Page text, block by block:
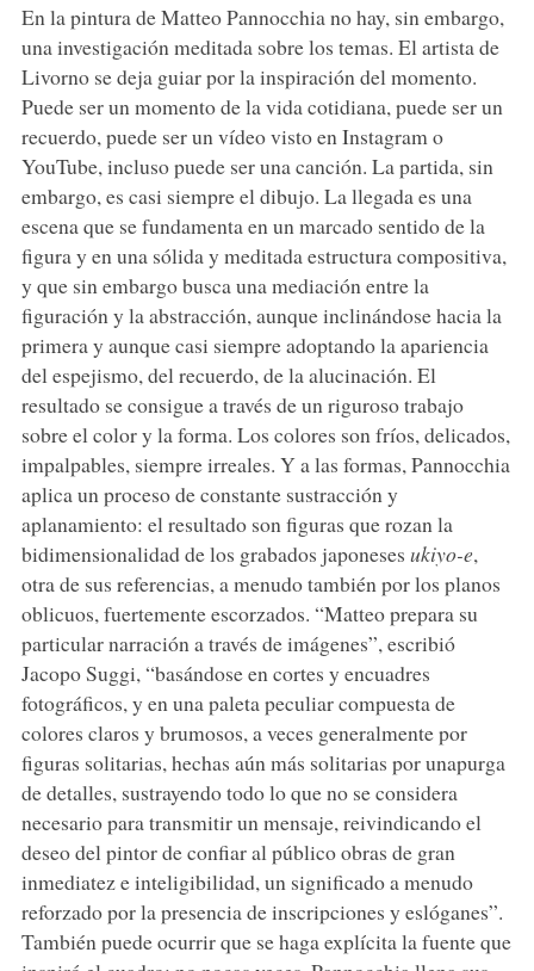
En la pintura de Matteo Pannocchia no hay, sin embargo,
una investigación meditada sobre los temas. El artista de
Livorno se deja guiar por la inspiración del momento.
Puede ser un momento de la vida cotidiana, puede ser un
recuerdo, puede ser un vídeo visto en Instagram o
YouTube, incluso puede ser una canción. La partida, sin
embargo, es casi siempre el dibujo. La llegada es una
escena que se fundamenta en un marcado sentido de la
figura y en una sólida y meditada estructura compositiva,
y que sin embargo busca una mediación entre la
figuración y la abstracción, aunque inclinándose hacia la
primera y aunque casi siempre adoptando la apariencia
del espejismo, del recuerdo, de la alucinación. El
resultado se consigue a través de un riguroso trabajo
sobre el color y la forma. Los colores son fríos, delicados,
impalpables, siempre irreales. Y a las formas, Pannocchia
aplica un proceso de constante sustracción y
aplanamiento: el resultado son figuras que rozan la
bidimensionalidad de los grabados japoneses ukiyo-e,
otra de sus referencias, a menudo también por los planos
oblicuos, fuertemente escorzados. “Matteo prepara su
particular narración a través de imágenes”, escribió
Jacopo Suggi, “basándose en cortes y encuadres
fotográficos, y en una paleta peculiar compuesta de
colores claros y brumosos, a veces generalmente por
figuras solitarias, hechas aún más solitarias por unapurga
de detalles, sustrayendo todo lo que no se considera
necesario para transmitir un mensaje, reivindicando el
deseo del pintor de confiar al público obras de gran
inmediatez e inteligibilidad, un significado a menudo
reforzado por la presencia de inscripciones y eslóganes”.
También puede ocurrir que se haga explícita la fuente que